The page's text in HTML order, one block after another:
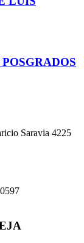
Saravia 4225